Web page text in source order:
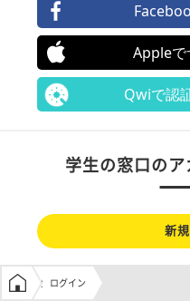
Appleで
Qwiで認
学生の窓口の
新
学生の窓口トップ
ログイン